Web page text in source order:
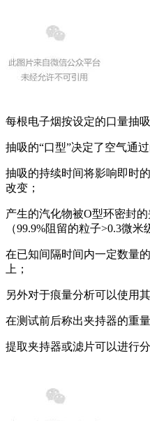
每根电子烟按设定的口量抽吸
抽吸的“口型”决定了空气通
抽吸的持续时间将影响即时
改变；
产生的汽化物被O型环密封
（99.9%阻留的粒子>0.3微米
在已知间隔时间内一定数量
上；
另外对于痕量分析可以使用
在测试前后称出夹持器的重
提取夹持器或滤片可以进行